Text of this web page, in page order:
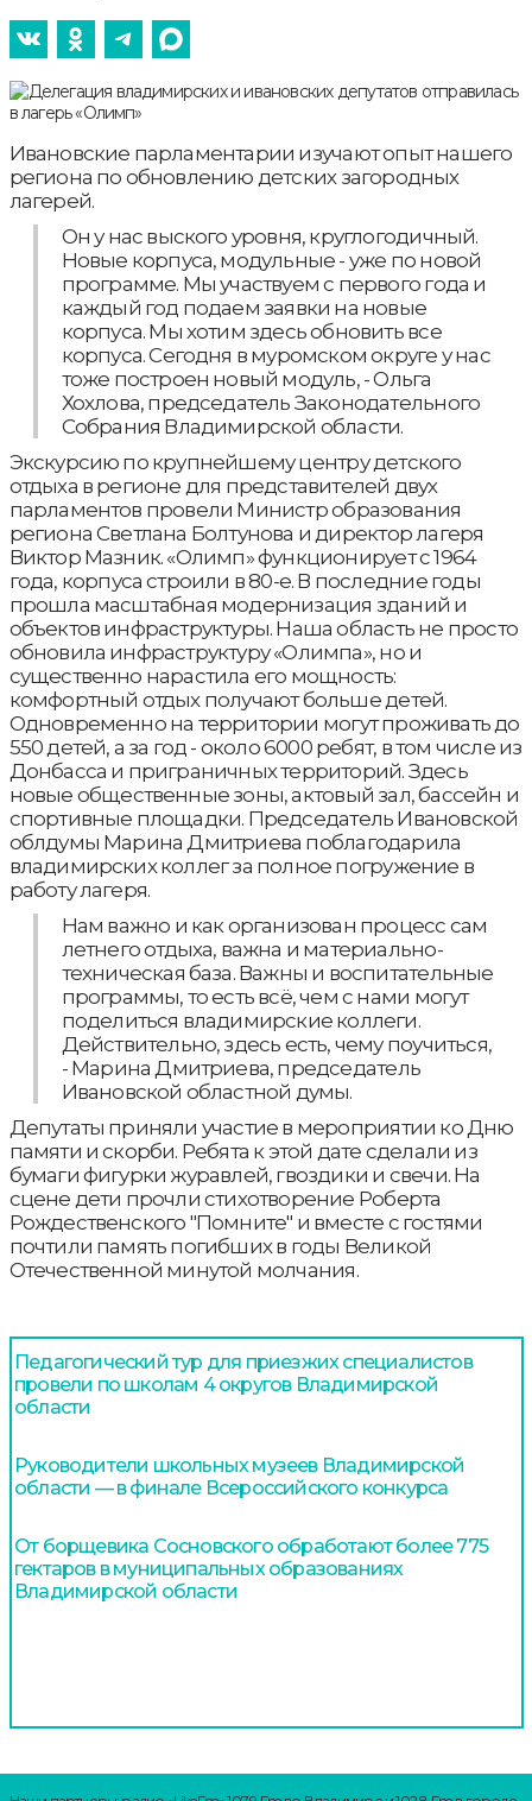
Ивановские парламентарии изучают опыт нашего
региона по обновлению детских загородных
лагерей.
Он у нас выского уровня, круглогодичный.
Новые корпуса, модульные - уже по новой
программе. Мы участвуем с первого года и
каждый год подаем заявки на новые
корпуса. Мы хотим здесь обновить все
корпуса. Сегодня в муромском округе у нас
тоже построен новый модуль, - Ольга
Хохлова, председатель Законодательного
Собрания Владимирской области.
Экскурсию по крупнейшему центру детского
отдыха в регионе для представителей двух
парламентов провели Министр образования
региона Светлана Болтунова и директор лагеря
Виктор Мазник. «Олимп» функционирует с 1964
года, корпуса строили в 80-е. В последние годы
прошла масштабная модернизация зданий и
объектов инфраструктуры. Наша область не просто
обновила инфраструктуру «Олимпа», но и
существенно нарастила его мощность:
комфортный отдых получают больше детей.
Одновременно на территории могут проживать до
550 детей, а за год - около 6000 ребят, в том числе из
Донбасса и приграничных территорий. Здесь
новые общественные зоны, актовый зал, бассейн и
спортивные площадки. Председатель Ивановской
облдумы Марина Дмитриева поблагодарила
владимирских коллег за полное погружение в
работу лагеря.
Нам важно и как организован процесс сам
летнего отдыха, важна и материально-
техническая база. Важны и воспитательные
программы, то есть всё, чем с нами могут
поделиться владимирские коллеги.
Действительно, здесь есть, чему поучиться,
- Марина Дмитриева, председатель
Ивановской областной думы.
Депутаты приняли участие в мероприятии ко Дню
памяти и скорби. Ребята к этой дате сделали из
бумаги фигурки журавлей, гвоздики и свечи. На
сцене дети прочли стихотворение Роберта
Рождественского "Помните" и вместе с гостями
почтили память погибших в годы Великой
Отечественной минутой молчания.
Педагогический тур для приезжих специалистов
провели по школам 4 округов Владимирской
области
Руководители школьных музеев Владимирской
области — в финале Всероссийского конкурса
От борщевика Сосновского обработают более 775
гектаров в муниципальных образованиях
Владимирской области